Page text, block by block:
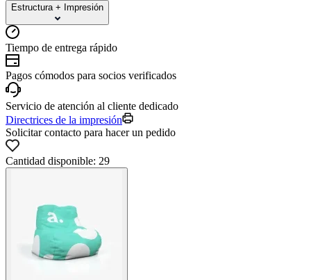
Estructura + Impresión
Tiempo de entrega rápido
Pagos cómodos para socios verificados
Servicio de atención al cliente dedicado
Directrices de la impresión
Solicitar contacto para hacer un pedido
Cantidad disponible: 29